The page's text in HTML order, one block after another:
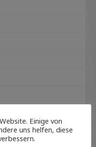
Einige von
uns helfen, diese